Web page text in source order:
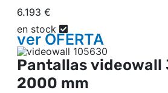
6.193 €
en stock
verOFERTA
Pantallas videowall
2000 mm